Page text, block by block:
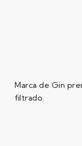
Marca de Gin
filtrado.